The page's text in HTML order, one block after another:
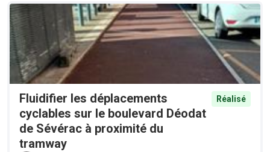
Fluidifier les déplacements
cyclables sur le boulevard Déodat
de Sévérac à proximité du
tramway
Réalisé